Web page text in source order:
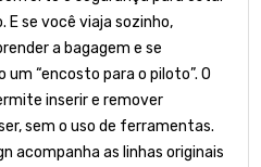
se você viaja sozinho,
a bagagem e se
“encosto para o piloto”. O
inserir e remover
sem o uso de ferramentas.
acompanha as linhas originais